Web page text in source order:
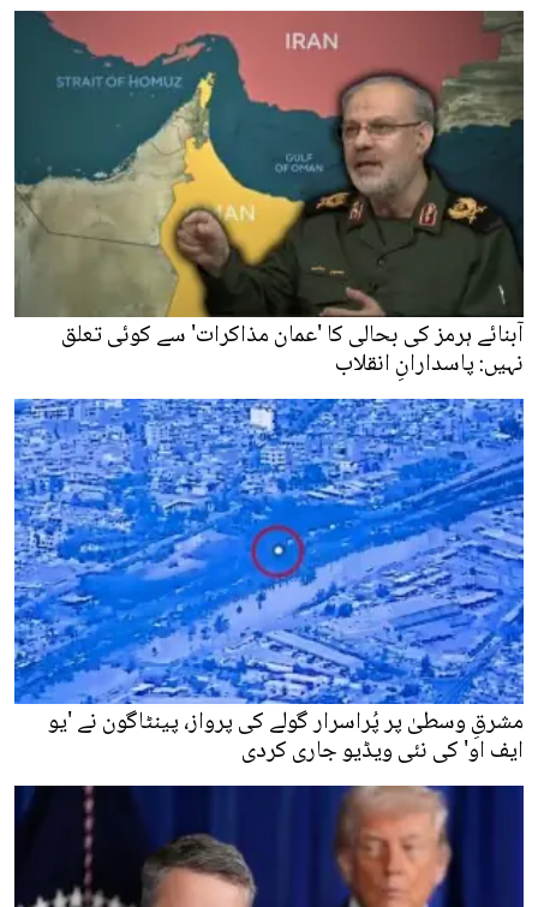
آبنائے ہرمز کی بحالی کا 'عمان مذاکرات' سے کوئی تعلق
نہیں: پاسدارانِ انقلاب
مشرقِ وسطیٰ پر پُراسرار گولے کی پرواز، پینٹاگون نے 'یو
ایف او' کی نئی ویڈیو جاری کردی